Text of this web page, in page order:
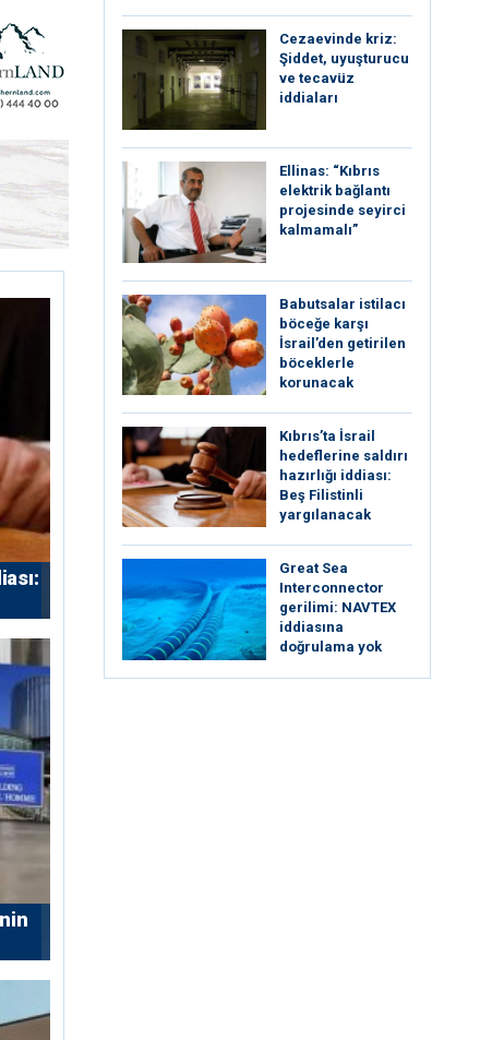
Cezaevinde kriz:
Şiddet, uyuşturucu
ve tecavüz
iddiaları
Ellinas: “Kıbrıs
elektrik bağlantı
projesinde seyirci
kalmamalı”
Babutsalar istilacı
böceğe karşı
İsrail’den getirilen
böceklerle
korunacak
Kıbrıs’ta İsrail
hedeflerine saldırı
hazırlığı iddiası:
Beş Filistinli
yargılanacak
Great Sea
Interconnector
gerilimi: NAVTEX
iddiasına
doğrulama yok